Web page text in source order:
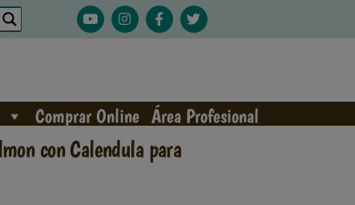
Comprar Online Área Profesional
con Calendula para